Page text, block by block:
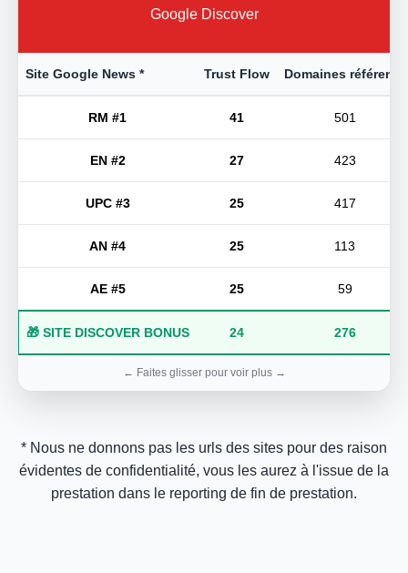
Google Discover
Site Google News * Trust Flow Domaines référents
RM #1 41 501
EN #2 27 423
UPC #3 25 417
AN #4 25 113
AE #5 25 59
🎁 SITE DISCOVER BONUS 24 276
* Nous ne donnons pas les urls des sites pour des raison
évidentes de confidentialité, vous les aurez à l'issue de la
prestation dans le reporting de fin de prestation.